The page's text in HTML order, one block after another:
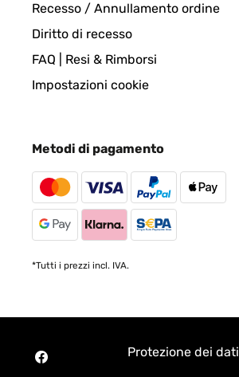
Recesso / Annullamento ordine
Diritto di recesso
FAQ | Resi & Rimborsi
Impostazioni cookie
Metodi di pagamento
*Tutti i prezzi incl. IVA.
Protezione dei dati